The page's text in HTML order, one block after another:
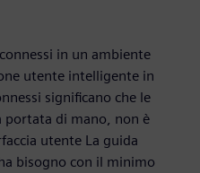
in un ambiente
utente intelligente in
significano che le
di mano, non è
utente La guida
bisogno con il minimo